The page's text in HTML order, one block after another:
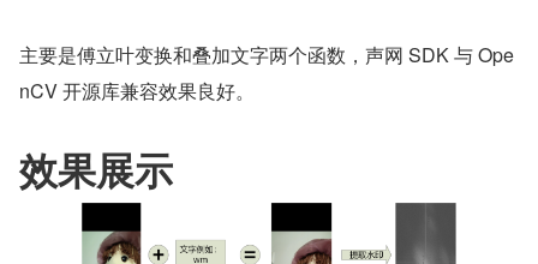
主要是傅立叶变换和叠加文字两个函数，声网 SDK 与 Ope
nCV 开源库兼容效果良好。
效果展示